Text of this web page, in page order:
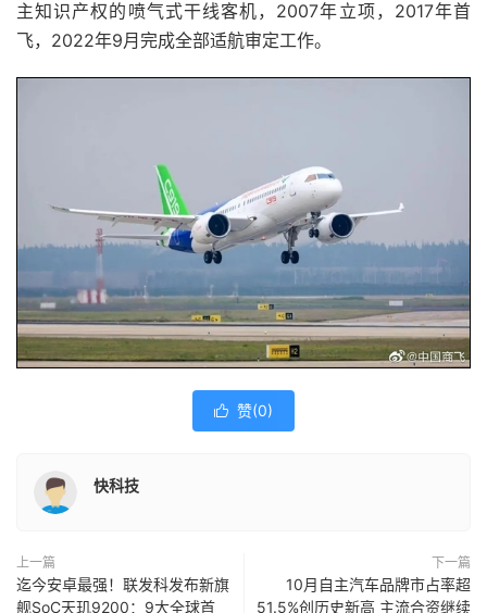
主知识产权的喷气式干线客机，2007年立项，2017年首
飞，2022年9月完成全部适航审定工作。
 赞(0)
快科技
上一篇
迄今安卓最强！联发科发布新旗
舰SoC天玑9200：9大全球首
下一篇
10月自主汽车品牌市占率超
51.5%创历史新高 主流合资继续